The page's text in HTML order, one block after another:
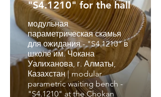
"S4.1210" for the hall
модульная
параметрическая скамья
для ожидания - "S4.1210" в
школе им. Чокана
Уалиханова, г. Алматы,
Казахстан | modular
parametric waiting bench -
"S4.1210" at the Chokan